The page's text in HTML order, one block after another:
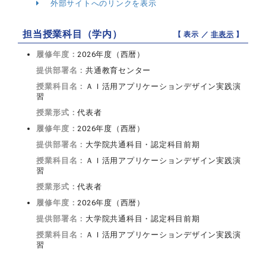
外部サイトへのリンクを表示
担当授業科目（学内） 【 表示 ／非表示 】
履修年度：2026年度（西暦）
提供部署名：共通教育センター
授業科目名： ＡＩ活用アプリケーションデザイン実践演
習
授業形式：代表者
履修年度：2026年度（西暦）
提供部署名： 大学院共通科目・認定科目前期
授業科目名： ＡＩ活用アプリケーションデザイン実践演
習
授業形式：代表者
履修年度：2026年度（西暦）
提供部署名： 大学院共通科目・認定科目前期
授業科目名： ＡＩ活用アプリケーションデザイン実践演
習